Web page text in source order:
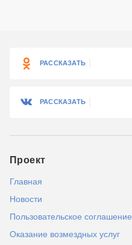
РАССКАЗАТЬ
РАССКАЗАТЬ
Проект
Главная
Новости
Пользовательское соглашение
Оказание возмездных услуг